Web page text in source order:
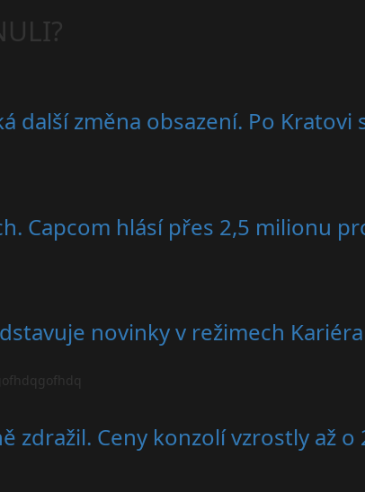
další změna obsazení. Po
Capcom hlásí přes 2,5 milionu
novinky v režimech
zdražil. Ceny konzolí vzrostly až o